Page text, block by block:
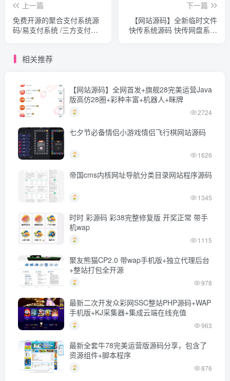
上一篇
免费开源的聚合支付系统源
码/易支付系统 /三方支付系
下一篇
【网站源码】全新临时文件
快传系统源码 快传网盘系统
相关推荐
【网站源码】全网首发+旗舰28完美运营Java
版高仿28圈+彩种丰富+机器人+眯牌
2724
七夕节必备情侣小游戏情侣飞行棋网站源码
1626
帝国cms内核网址导航分类目录网站程序源码
1345
时时 彩源码 彩38完整修复版 开奖正常 带手
机wap
1115
聚友熊猫CP2.0 带wap手机版+独立代理后台
+整站打包全开源
978
最新二次开发众彩网SSC整站PHP源码+WAP
手机版+KJ采集器+集成云端在线充值
963
最新全套牛78完美运营版源码分享，包含了
资源组件+脚本程序
876